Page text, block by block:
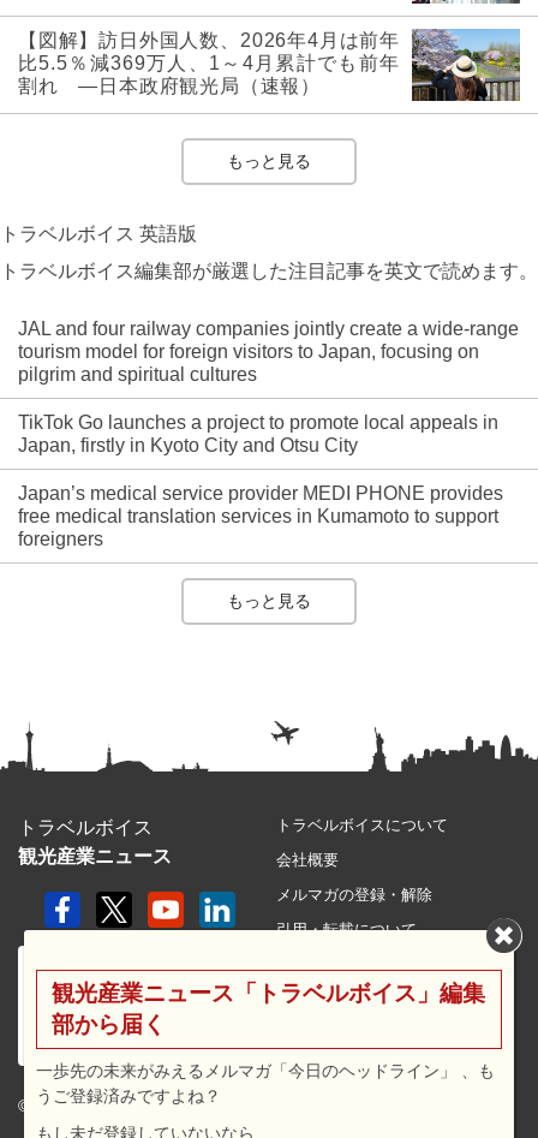
【図解】訪日外国人数、2026年4月は前年
比5.5％減369万人、1～4月累計でも前年
割れ ―日本政府観光局（速報）
もっと見る
トラベルボイス 英語版
トラベルボイス編集部が厳選した注目記事を英文で読めます。
JAL and four railway companies jointly create a wide-range
tourism model for foreign visitors to Japan, focusing on
pilgrim and spiritual cultures
TikTok Go launches a project to promote local appeals in
Japan, firstly in Kyoto City and Otsu City
Japan’s medical service provider MEDI PHONE provides
free medical translation services in Kumamoto to support
foreigners
もっと見る
トラベルボイス
観光産業ニュース
© 2026 travel voice.
トラベルボイスについて
会社概要
メルマガの登録・解除
引用・転載について
利用規約
広告メニュー・料金
観光産業ニュース「トラベルボイス」編集
部から届く
一歩先の未来がみえるメルマガ「今日のヘッドライン」 、も
うご登録済みですよね？
もし未だ登録していないなら…